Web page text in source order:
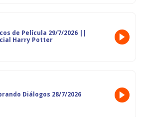
de Película 29/7/2026 ||
Harry Potter
Diálogos 28/7/2026